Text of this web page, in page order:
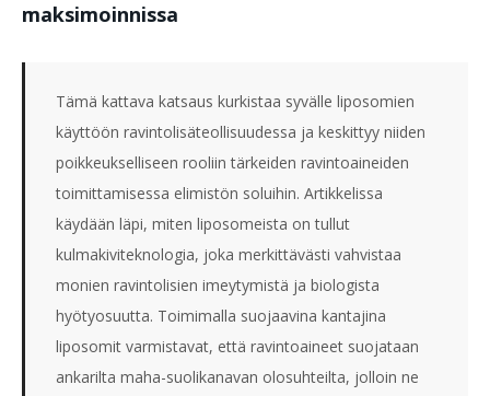
maksimoinnissa
Tämä kattava katsaus kurkistaa syvälle liposomien
käyttöön ravintolisäteollisuudessa ja keskittyy niiden
poikkeukselliseen rooliin tärkeiden ravintoaineiden
toimittamisessa elimistön soluihin. Artikkelissa
käydään läpi, miten liposomeista on tullut
kulmakiviteknologia, joka merkittävästi vahvistaa
monien ravintolisien imeytymistä ja biologista
hyötyosuutta. Toimimalla suojaavina kantajina
liposomit varmistavat, että ravintoaineet suojataan
ankarilta maha-suolikanavan olosuhteilta, jolloin ne